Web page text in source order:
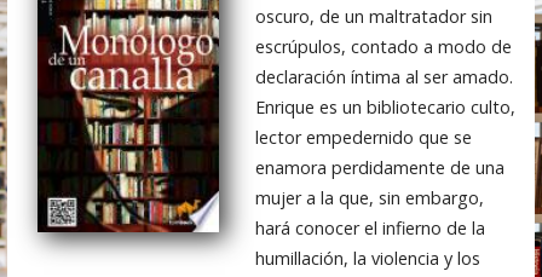
d
o
oscuro, de un maltratador sin
escrúpulos, contado a modo de
declaración íntima al ser amado.
Enrique es un bibliotecario culto,
lector empedernido que se
enamora perdidamente de una
mujer a la que, sin embargo,
hará conocer el infierno de la
humillación, la violencia y los